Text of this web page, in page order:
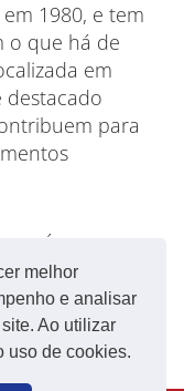
melhor
e analisar
Ao utilizar
uso de cookies.
1980, e tem
o que há de
em
destacado
para
vá ao seu
criar o seu.